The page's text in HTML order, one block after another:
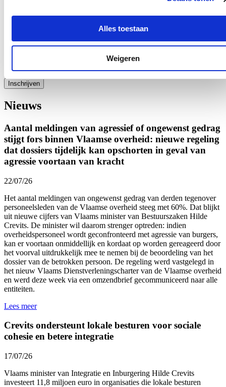
Alles toestaan
Weigeren
Ja, ik wens de nieuwsbrief van Hilde Crevits te ontvangen op
bovenstaand mailadres*
om de privacyvoorwaarden te raadplegen
Nieuws
Aantal meldingen van agressief of ongewenst gedrag
stijgt fors binnen Vlaamse overheid: nieuwe regeling
dat dossiers tijdelijk kan opschorten in geval van
agressie voortaan van kracht
22/07/26
Het aantal meldingen van ongewenst gedrag van derden tegenover
personeelsleden van de Vlaamse overheid steeg met 60%. Dat blijkt
uit nieuwe cijfers van Vlaams minister van Bestuurszaken Hilde
Crevits. De minister wil daarom strenger optreden: indien
overheidspersoneel wordt geconfronteerd met agressie van burgers,
kan er voortaan onmiddellijk en kordaat op worden gereageerd door
het voorval uitdrukkelijk mee te nemen bij de beoordeling van het
dossier van de betrokken persoon. De regeling werd vastgelegd in
het nieuw Vlaams Dienstverleningscharter van de Vlaamse overheid
en werd deze week via een omzendbrief gecommuniceerd naar alle
entiteiten.
Lees meer
Crevits ondersteunt lokale besturen voor sociale
cohesie en betere integratie
17/07/26
Vlaams minister van Integratie en Inburgering Hilde Crevits
investeert 11,8 miljoen euro in organisaties die lokale besturen